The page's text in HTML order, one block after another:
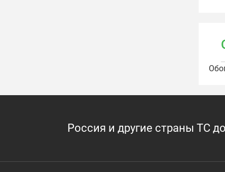
Россия и другие страны ТС